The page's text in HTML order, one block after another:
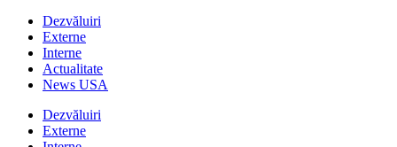
Dezvăluiri
Externe
Interne
Actualitate
News USA
Dezvăluiri
Externe